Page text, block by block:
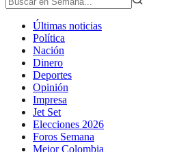
Últimas noticias
Política
Nación
Dinero
Deportes
Opinión
Impresa
Jet Set
Elecciones 2026
Foros Semana
Mejor Colombia